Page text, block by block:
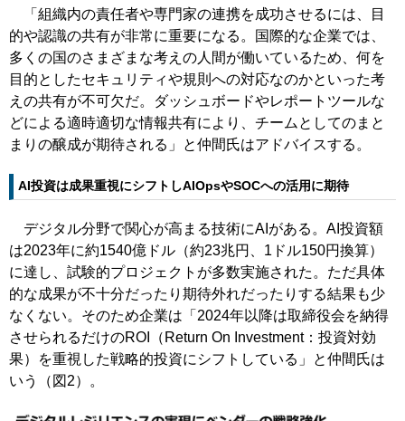
「組織内の責任者や専門家の連携を成功させるには、目
的や認識の共有が非常に重要になる。国際的な企業では、
多くの国のさまざまな考えの人間が働いているため、何を
目的としたセキュリティや規則への対応なのかといった考
えの共有が不可欠だ。ダッシュボードやレポートツールな
どによる適時適切な情報共有により、チームとしてのまと
まりの醸成が期待される」と仲間氏はアドバイスする。
AI投資は成果重視にシフトしAIOpsやSOCへの活用に期待
デジタル分野で関心が高まる技術にAIがある。AI投資額
は2023年に約1540億ドル（約23兆円、1ドル150円換算）
に達し、試験的プロジェクトが多数実施された。ただ具体
的な成果が不十分だったり期待外れだったりする結果も少
なくない。そのため企業は「2024年以降は取締役会を納得
させられるだけのROI（Return On Investment：投資対効
果）を重視した戦略的投資にシフトしている」と仲間氏は
いう（図2）。